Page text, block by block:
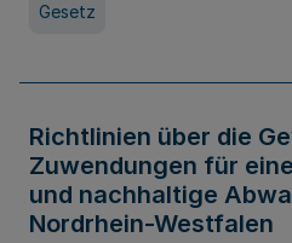
Gesetz
Richtlinien über die
Zuwendungen für
und nachhaltige
Nordrhein-Westfalen